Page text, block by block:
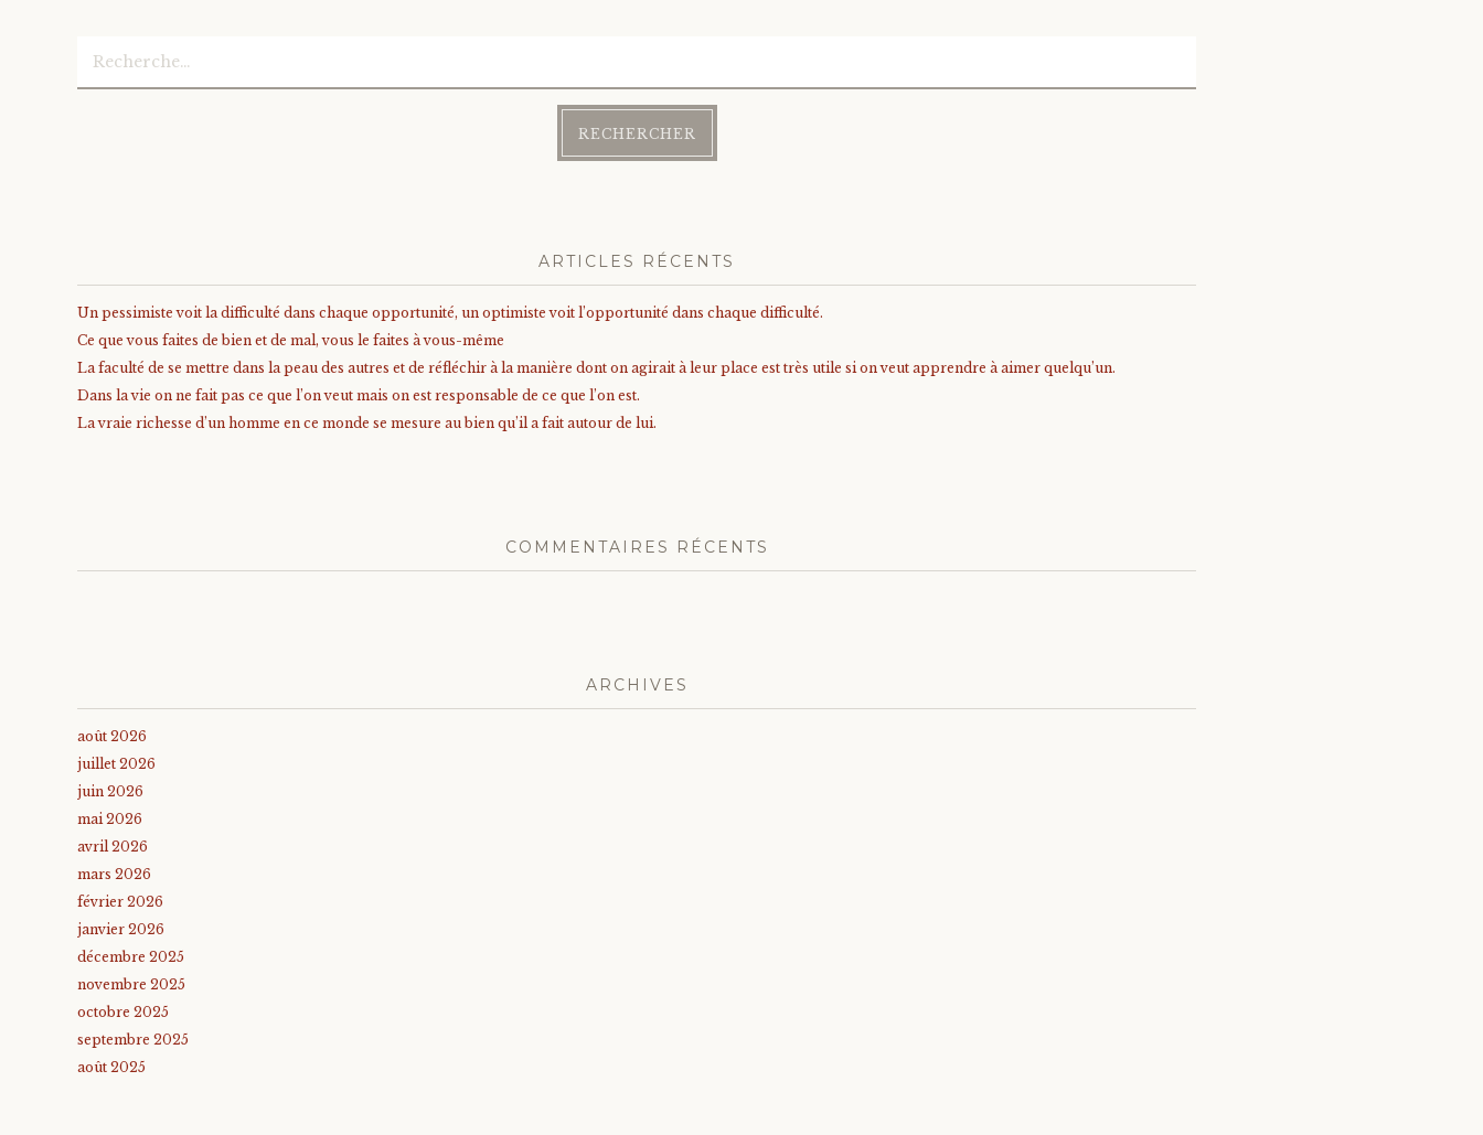
Rechercher :
ARTICLES RÉCENTS
Un pessimiste voit la difficulté dans chaque opportunité, un optimiste voit l’opportunité dans chaque difficulté.
Ce que vous faites de bien et de mal, vous le faites à vous-même
La faculté de se mettre dans la peau des autres et de réfléchir à la manière dont on agirait à leur place est très utile si on veut apprendre à aimer quelqu’un.
Dans la vie on ne fait pas ce que l’on veut mais on est responsable de ce que l’on est.
La vraie richesse d’un homme en ce monde se mesure au bien qu’il a fait autour de lui.
COMMENTAIRES RÉCENTS
ARCHIVES
août 2026
juillet 2026
juin 2026
mai 2026
avril 2026
mars 2026
février 2026
janvier 2026
décembre 2025
novembre 2025
octobre 2025
septembre 2025
août 2025